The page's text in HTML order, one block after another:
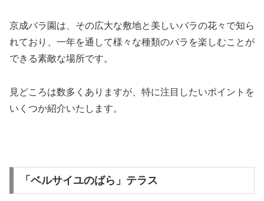
京成バラ園は、その広大な敷地と美しいバラの花々で知ら
れており、一年を通して様々な種類のバラを楽しむことが
できる素敵な場所です。
見どころは数多くありますが、特に注目したいポイントを
いくつか紹介いたします。
「ベルサイユのばら」テラス